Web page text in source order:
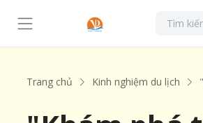
Trang chủ Kinh nghiệm du lịch